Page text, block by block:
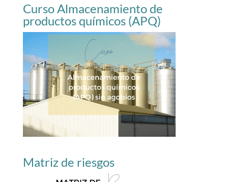
Curso Almacenamiento de
productos químicos (APQ)
Matriz de riesgos